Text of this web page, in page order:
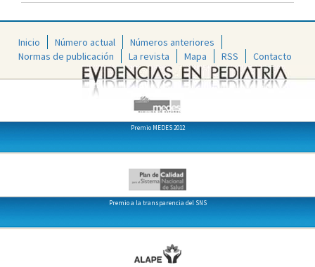
Inicio Número actual
Números anteriores
Normas de publicación
La revista Mapa RSS Contacto
Premio MEDES 2012
Premio a la transparencia del SNS